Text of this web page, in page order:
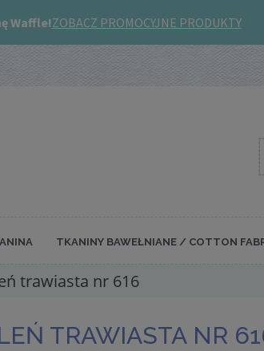
TKANINY BAWEŁNIANE / COTTON
trawiasta nr 616
TRAWIASTA NR